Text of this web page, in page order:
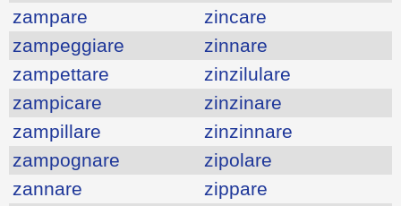
zampare
zincare
zampeggiare
zinnare
zampettare
zinzilulare
zampicare
zinzinare
zampillare
zinzinnare
zampognare
zipolare
zannare
zippare